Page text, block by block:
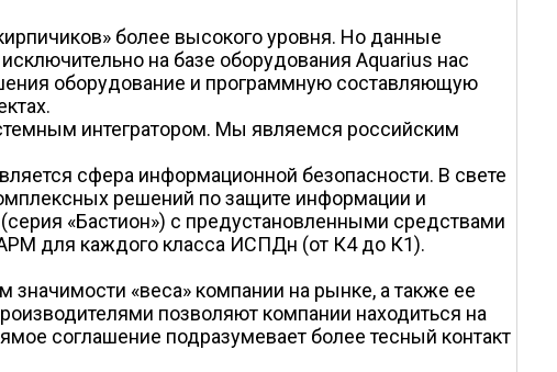
более высокого уровня. Но данные
на базе оборудования Aquarius нас
оборудование и программную составляющую
интегратором. Мы являемся российским
сфера информационной безопасности. В свете
решений по защите информации и
«Бастион») с предустановленными средствами
для каждого класса ИСПДн (от К4 до К1).
«веса» компании на рынке, а также ее
позволяют компании находиться на
соглашение подразумевает более тесный контакт